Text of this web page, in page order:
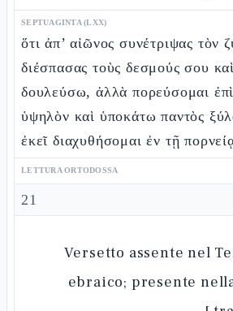
SEPTUAGINTA (LXX)
ὅτι ἀπ’ αἰῶνος συνέτριψας τὸν
διέσπασας τοὺς δεσμούς σου
δουλεύσω, ἀλλὰ πορεύσομαι
ὑψηλὸν καὶ ὑποκάτω παντὸς
ἐκεῖ διαχυθήσομαι ἐν τῇ
LETTURA ORTODOSSA
21
[Versetto assente nel
ebraico; presente